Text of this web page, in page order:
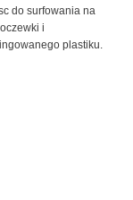
do surfowania na
i
plastiku.